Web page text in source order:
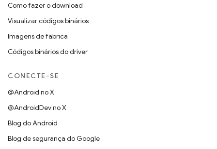
Como fazer o download
Visualizar códigos binários
Imagens de fábrica
Códigos binários do driver
CONECTE-SE
@Android no X
@AndroidDev no X
Blog do Android
Blog de segurança do Google